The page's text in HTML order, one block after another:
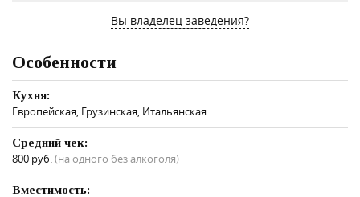
Вы владелец заведения?
Особенности
Кухня:
Европейская, Грузинская, Итальянская
Средний чек:
800 руб.(на одного без алкоголя)
Вместимость: